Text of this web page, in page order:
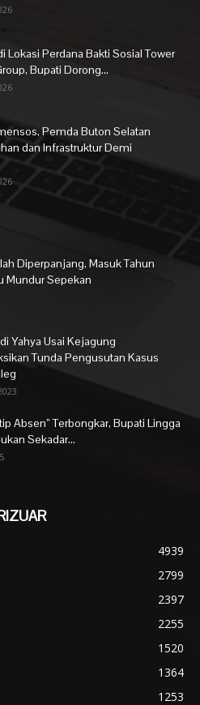
Lokasi Perdana Bakti Sosial Tower
Bupati Dorong...
Pemda Buton Selatan
dan Infrastruktur Demi
Diperpanjang, Masuk Tahun
Mundur Sepekan
Yahya Usai Kejagung
Tunda Pengusutan Kasus
Absen” Terbongkar, Bupati Lingga
Sekadar...
4939
2799
2397
2255
1520
1364
1253